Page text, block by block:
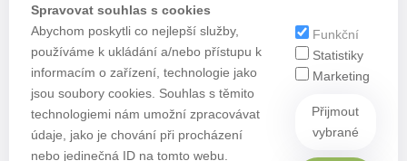
Spravovat souhlas s cookies
Abychom poskytli co nejlepší služby,
používáme k ukládání a/nebo přístupu k
informacím o zařízení, technologie jako
jsou soubory cookies. Souhlas s těmito
technologiemi nám umožní zpracovávat
údaje, jako je chování při procházení
nebo jedinečná ID na tomto webu.
Funkční
Statistiky
Marketing
Přijmout
vybrané